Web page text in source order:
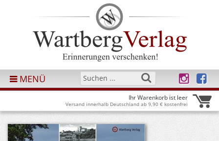
MENÜ
Ihr Warenkorb ist leer
Versand innerhalb Deutschland ab 9,90 € kostenfrei